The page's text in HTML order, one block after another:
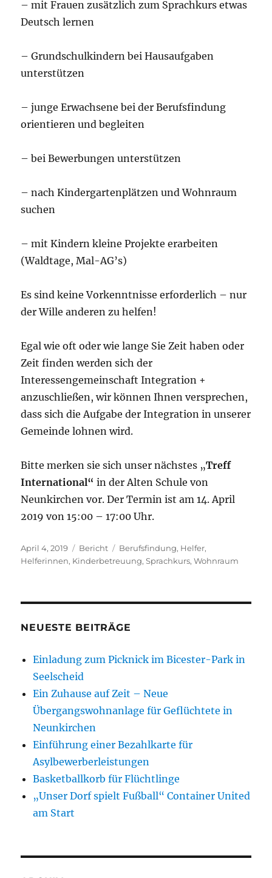
– mit Frauen zusätzlich zum Sprachkurs etwas
Deutsch lernen
– Grundschulkindern bei Hausaufgaben
unterstützen
– junge Erwachsene bei der Berufsfindung
orientieren und begleiten
– bei Bewerbungen unterstützen
– nach Kindergartenplätzen und Wohnraum
suchen
– mit Kindern kleine Projekte erarbeiten
(Waldtage, Mal-AG’s)
Es sind keine Vorkenntnisse erforderlich – nur
der Wille anderen zu helfen!
Egal wie oft oder wie lange Sie Zeit haben oder
Zeit finden werden sich der
Interessengemeinschaft Integration +
anzuschließen, wir können Ihnen versprechen,
dass sich die Aufgabe der Integration in unserer
Gemeinde lohnen wird.
Bitte merken sie sich unser nächstes „Treff
International“ in der Alten Schule von
Neunkirchen vor. Der Termin ist am 14. April
2019 von 15:00 – 17:00 Uhr.
Veröffentlicht
am
April 4, 2019 Kategorien
Bericht Schlagwörter
Berufsfindung, Helfer,
Helferinnen, Kinderbetreuung,Sprachkurs,Wohnraum
NEUESTE BEITRÄGE
Einladung zum Picknick im Bicester-Park in
Seelscheid
Ein Zuhause auf Zeit – Neue
Übergangswohnanlage für Geflüchtete in
Neunkirchen
Einführung einer Bezahlkarte für
Asylbewerberleistungen
Basketballkorb für Flüchtlinge
„Unser Dorf spielt Fußball“ Container United
am Start